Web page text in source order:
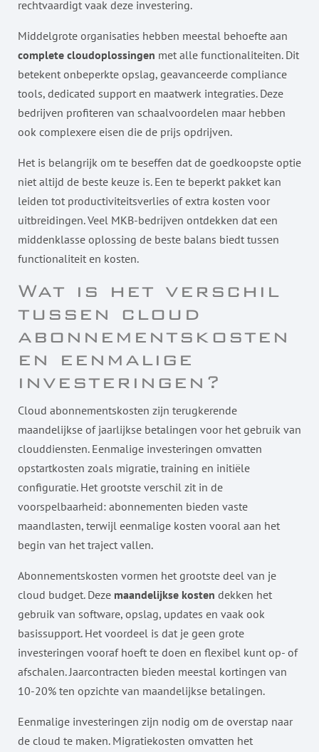
rechtvaardigt vaak deze investering.
Middelgrote organisaties hebben meestal behoefte aan
complete cloudoplossingen met alle functionaliteiten. Dit
betekent onbeperkte opslag, geavanceerde compliance
tools, dedicated support en maatwerk integraties. Deze
bedrijven profiteren van schaalvoordelen maar hebben
ook complexere eisen die de prijs opdrijven.
Het is belangrijk om te beseffen dat de goedkoopste optie
niet altijd de beste keuze is. Een te beperkt pakket kan
leiden tot productiviteitsverlies of extra kosten voor
uitbreidingen. Veel MKB-bedrijven ontdekken dat een
middenklasse oplossing de beste balans biedt tussen
functionaliteit en kosten.
Wat is het verschil
tussen cloud
abonnementskosten
en eenmalige
investeringen?
Cloud abonnementskosten zijn terugkerende
maandelijkse of jaarlijkse betalingen voor het gebruik van
clouddiensten. Eenmalige investeringen omvatten
opstartkosten zoals migratie, training en initiële
configuratie. Het grootste verschil zit in de
voorspelbaarheid: abonnementen bieden vaste
maandlasten, terwijl eenmalige kosten vooral aan het
begin van het traject vallen.
Abonnementskosten vormen het grootste deel van je
cloud budget. Deze maandelijkse kosten dekken het
gebruik van software, opslag, updates en vaak ook
basissupport. Het voordeel is dat je geen grote
investeringen vooraf hoeft te doen en flexibel kunt op- of
afschalen. Jaarcontracten bieden meestal kortingen van
10-20% ten opzichte van maandelijkse betalingen.
Eenmalige investeringen zijn nodig om de overstap naar
de cloud te maken. Migratiekosten omvatten het